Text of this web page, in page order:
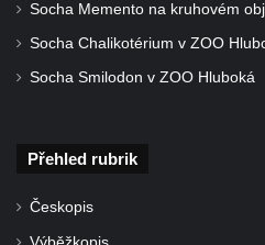
Centrální kříž hřbitova Šumburk
Kříž u kostela svatého Františka
Socha Memento na kruhovém
Socha Chalikotérium v ZOO
Socha Smilodon v ZOO Hluboká
Přehled rubrik
Českopis